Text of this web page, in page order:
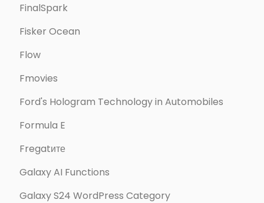
FinalSpark
Fisker Ocean
Flow
Fmovies
Ford's Hologram Technology in Automobiles
Formula E
Fregatите
Galaxy AI Functions
Galaxy S24 WordPress Category